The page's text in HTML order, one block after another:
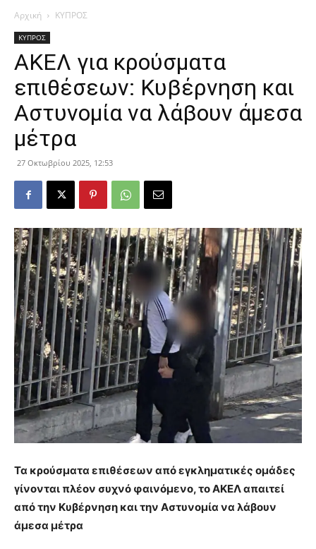
Αρχική ΚΥΠΡΟΣ
ΚΥΠΡΟΣ
ΑΚΕΛ για κρούσματα
επιθέσεων: Κυβέρνηση και
Αστυνομία να λάβουν άμεσα
μέτρα
27 Οκτωβρίου 2025, 12:53
Τα κρούσματα επιθέσεων από εγκληματικές ομάδες
γίνονται πλέον συχνό φαινόμενο, το ΑΚΕΛ απαιτεί
από την Κυβέρνηση και την Αστυνομία να λάβουν
άμεσα μέτρα